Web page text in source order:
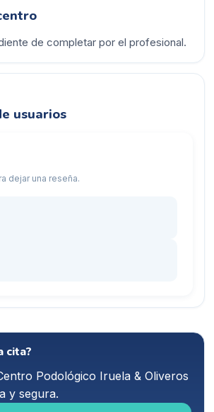
de completar por el profesional.
usuarios
dejar una reseña.
cita?
Podológico Iruela & Oliveros
y segura.